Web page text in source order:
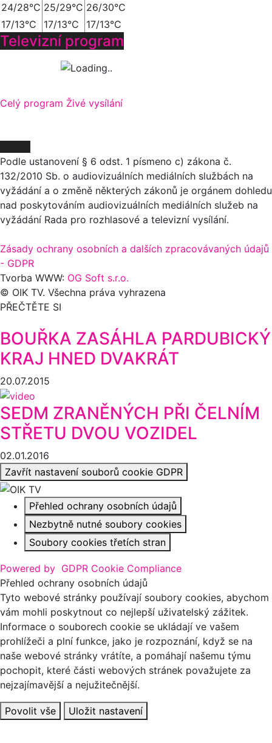
24/28°C 25/29°C 26/30°C
17/13°C
17/13°C 17/13°C
Televizní program
Celý program Živé vysílání
Podle ustanovení § 6 odst. 1 písmeno c) zákona č.
132/2010 Sb. o audiovizuálních mediálních službách na
vyžádání a o změně některých zákonů je orgánem dohledu
nad poskytováním audiovizuálních mediálních služeb na
vyžádání Rada pro rozhlasové a televizní vysílání.
Zásady ochrany osobních a dalších zpracovávaných údajů
- GDPR
Tvorba WWW: OG Soft s.r.o.
© OIK TV. Všechna práva vyhrazena
PŘEČTĚTE SI
BOUŘKA ZASÁHLA PARDUBICKÝ
KRAJ HNED DVAKRÁT
20.07.2015
SEDM ZRANĚNÝCH PŘI ČELNÍM
STŘETU DVOU VOZIDEL
02.01.2016
Zavřít nastavení souborů cookie GDPR
Přehled ochrany osobních údajů
Nezbytně nutné soubory cookies
Soubory cookies třetích stran
Powered by GDPR Cookie Compliance
Přehled ochrany osobních údajů
Tyto webové stránky používají soubory cookies, abychom
vám mohli poskytnout co nejlepší uživatelský zážitek.
Informace o souborech cookie se ukládají ve vašem
prohlížeči a plní funkce, jako je rozpoznání, když se na
naše webové stránky vrátíte, a pomáhají našemu týmu
pochopit, které části webových stránek považujete za
nejzajímavější a nejužitečnější.
Povolit vše Uložit nastavení